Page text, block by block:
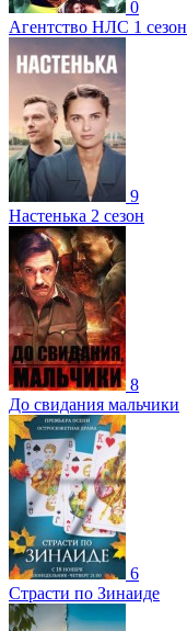
0
Агентство НЛС 1 сезон
9
Настенька 2 сезон
8
До свидания мальчики
6
Страсти по Зинаиде